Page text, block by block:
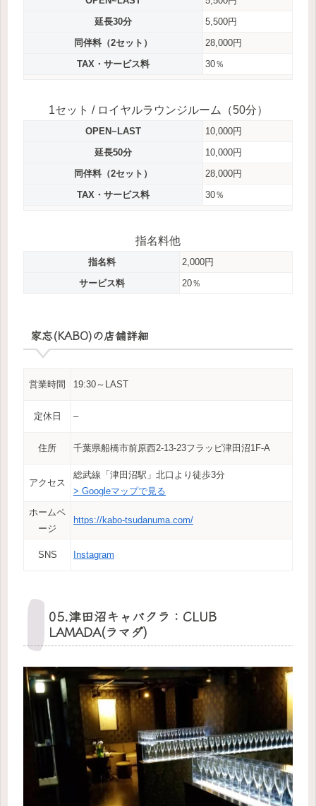
延長30分
5,500円
同伴料（2セット）
28,000円
TAX・サービス料
30％
1セット / ロイヤルラウンジルーム（50分）
OPEN~LAST
10,000円
延長50分
10,000円
同伴料（2セット）
28,000円
TAX・サービス料
30％
指名料他
指名料
2,000円
サービス料
20％
家忘(KABO)の店舗詳細
営業時間 19:30～LAST
定休日 –
住所 千葉県船橋市前原西2-13-23フラッピ津田沼1F-A
アクセス
総武線「津田沼駅」北口より徒歩3分
> Googleマップで見る
ホームペ
ージ
https://kabo-tsudanuma.com/
SNS Instagram
05.津田沼キャバクラ：CLUB
LAMADA(ラマダ)